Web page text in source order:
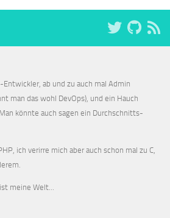
Entwickler, ab und zu auch mal Admin
man das wohl DevOps), und ein Hauch
könnte auch sagen ein Durchschnitts-
ich verirre mich aber auch schon mal zu C,
meine Welt...